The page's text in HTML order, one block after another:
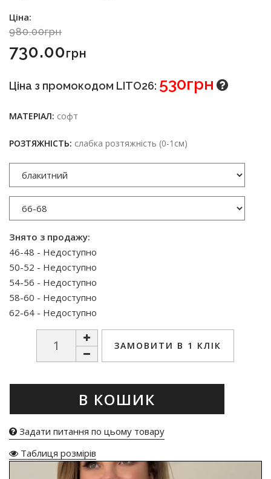
Ціна:
980.00грн
730.00Грн
Ціна з промокодом LITO26: 530грн
МАТЕРІАЛ: софт
РОЗТЯЖНІСТЬ: слабка розтяжність (0-1см)
Знято з продажу:
46-48 - Недоступно
50-52 - Недоступно
54-56 - Недоступно
58-60 - Недоступно
62-64 - Недоступно
ЗАМОВИТИ В 1 КЛІК
В КОШИК
Задати питання по цьому товару
Таблиця розмірів